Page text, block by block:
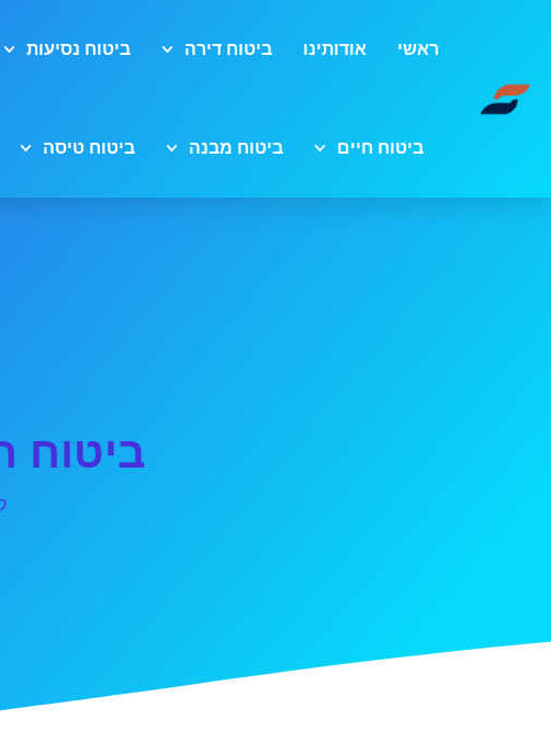
ראשי אודותינו ביטוח דירה ביטוח נסיעות
ביטוח חיים ביטוח מבנה ביטוח טיסה
ביטוח